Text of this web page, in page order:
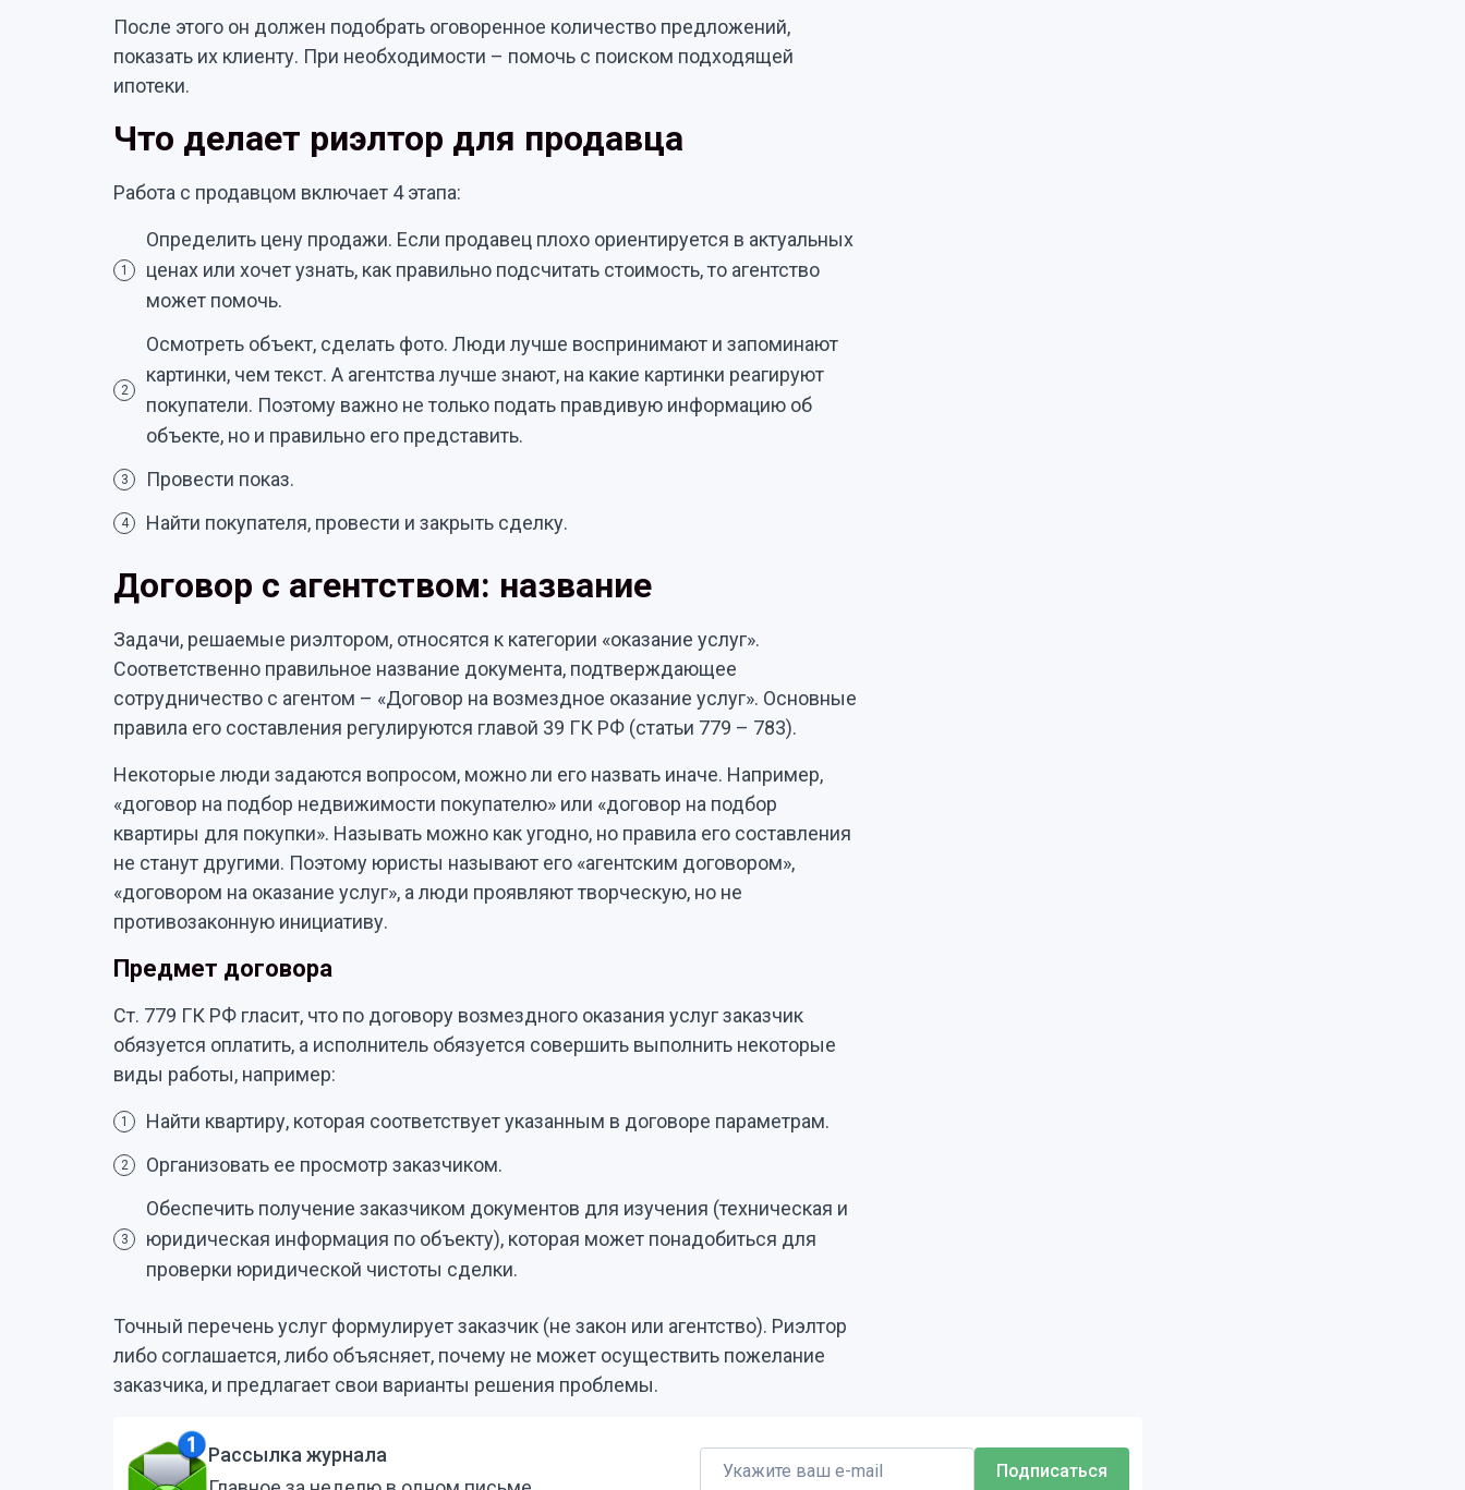
После этого он должен подобрать оговоренное количество предложений,
показать их клиенту. При необходимости – помочь с поиском подходящей
ипотеки.
Что делает риэлтор для продавца
Работа с продавцом включает 4 этапа:
1
Определить цену продажи. Если продавец плохо ориентируется в актуальных
ценах или хочет узнать, как правильно подсчитать стоимость, то агентство
может помочь.
2
Осмотреть объект, сделать фото. Люди лучше воспринимают и запоминают
картинки, чем текст. А агентства лучше знают, на какие картинки реагируют
покупатели. Поэтому важно не только подать правдивую информацию об
объекте, но и правильно его представить.
3 Провести показ.
4 Найти покупателя, провести и закрыть сделку.
Договор с агентством: название
Задачи, решаемые риэлтором, относятся к категории «оказание услуг».
Соответственно правильное название документа, подтверждающее
сотрудничество с агентом – «Договор на возмездное оказание услуг». Основные
правила его составления регулируются главой 39 ГК РФ (статьи 779 – 783).
Некоторые люди задаются вопросом, можно ли его назвать иначе. Например,
«договор на подбор недвижимости покупателю» или «договор на подбор
квартиры для покупки». Называть можно как угодно, но правила его составления
не станут другими. Поэтому юристы называют его «агентским договором»,
«договором на оказание услуг», а люди проявляют творческую, но не
противозаконную инициативу.
Предмет договора
Ст. 779 ГК РФ гласит, что по договору возмездного оказания услуг заказчик
обязуется оплатить, а исполнитель обязуется совершить выполнить некоторые
виды работы, например:
1 Найти квартиру, которая соответствует указанным в договоре параметрам.
2 Организовать ее просмотр заказчиком.
3
Обеспечить получение заказчиком документов для изучения (техническая и
юридическая информация по объекту), которая может понадобиться для
проверки юридической чистоты сделки.
Точный перечень услуг формулирует заказчик (не закон или агентство). Риэлтор
либо соглашается, либо объясняет, почему не может осуществить пожелание
заказчика, и предлагает свои варианты решения проблемы.
Рассылка журнала